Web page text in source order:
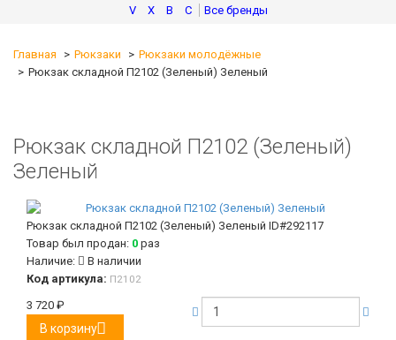
V
X В С
Главная Рюкзаки
Рюкзаки молодёжные
Рюкзак складной П2102 (Зеленый) Зеленый
Рюкзак складной П2102 (Зеленый)
Зеленый
Рюкзак складной П2102 (Зеленый) Зеленый ID#292117
Товар был продан: 0 раз
Наличие:
В наличии
Код артикула: П2102
3 720 ₽
В корзину